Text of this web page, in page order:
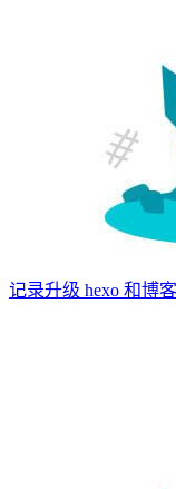
记录升级 hexo 和博